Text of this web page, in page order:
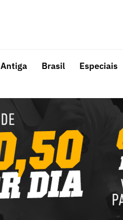
Brasil Especiais